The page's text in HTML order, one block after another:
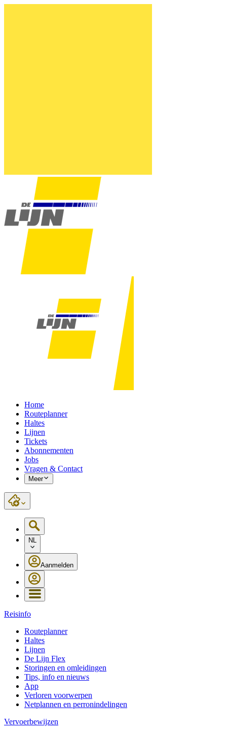
Home
Routeplanner
Haltes
Lijnen
Tickets
Abonnementen
Jobs
Vragen & Contact
Meer
NL
Aanmelden
Reisinfo
Routeplanner
Haltes
Lijnen
De Lijn Flex
Storingen en omleidingen
Tips, info en nieuws
App
Verloren voorwerpen
Netplannen en perronindelingen
Vervoerbewijzen